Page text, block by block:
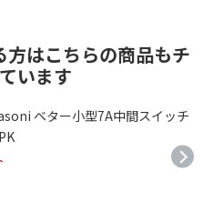
方はこちらの商品もチ
います
ベター小型7A中間スイッチ